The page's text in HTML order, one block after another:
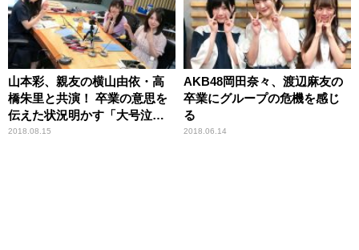
山本彩、親友の横山由依・高
橋朱里と共演！ 卒業の意思を
伝えた状況明かす「大号泣し
た」
2018.08.15
AKB48岡田奈々、渡辺麻友の
卒業にグループの危機を感じ
る
2018.06.14